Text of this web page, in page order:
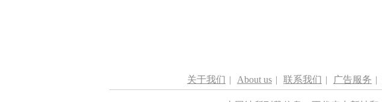
关于我们 | About us | 联系我们 | 广告服务 |